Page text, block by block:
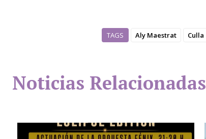
TAGS Aly Maestrat Culla
Noticias Relacionadas